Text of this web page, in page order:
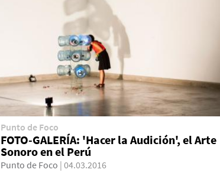
Punto de Foco
FOTO-GALERÍA: 'Hacer la Audición', el Arte
Sonoro en el Perú
Punto de Foco | 04.03.2016